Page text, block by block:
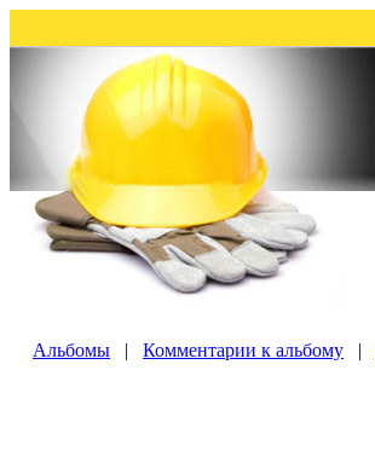
Альбомы | Комментарии к альбому |